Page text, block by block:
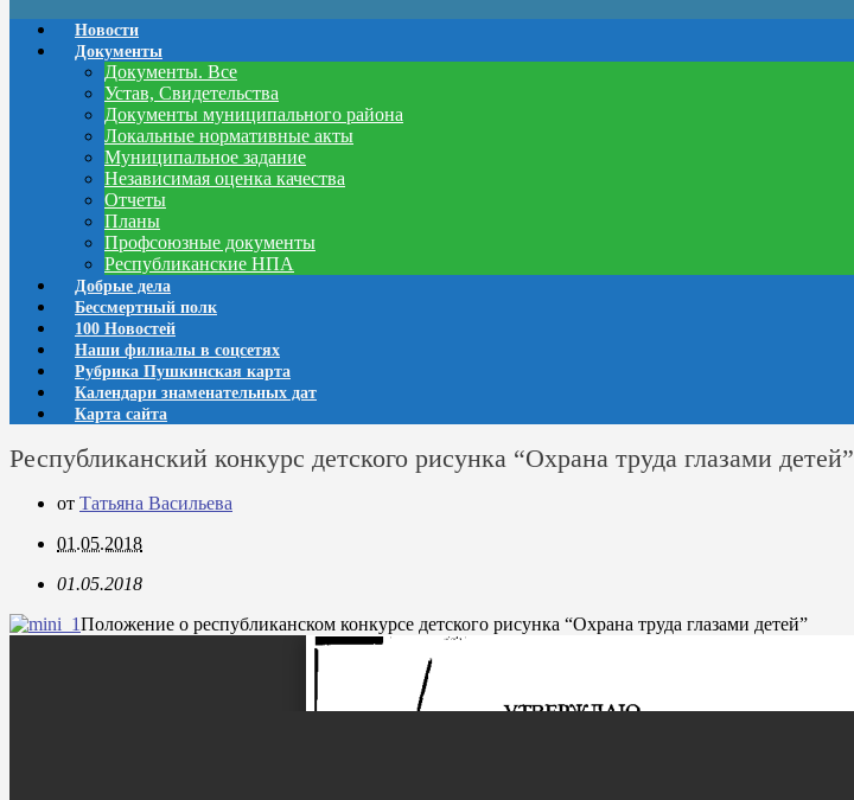
Новости
Документы
Документы. Все
Устав, Свидетельства
Документы муниципального района
Локальные нормативные акты
Муниципальное задание
Независимая оценка качества
Отчеты
Планы
Профсоюзные документы
Республиканские НПА
Добрые дела
Бессмертный полк
100 Новостей
Наши филиалы в соцсетях
Рубрика Пушкинская карта
Календари знаменательных дат
Карта сайта
Республиканский конкурс детского рисунка “Охрана труда глазами детей”
от Татьяна Васильева
01.05.2018
01.05.2018
Положение о республиканском конкурсе детского рисунка “Охрана труда глазами детей”